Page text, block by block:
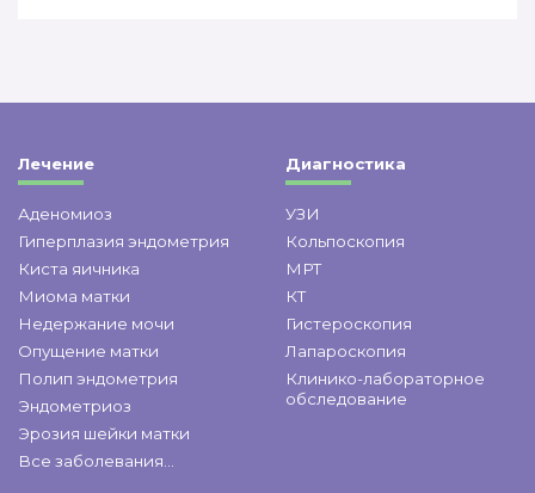
Лечение
Аденомиоз
Гиперплазия эндометрия
Киста яичника
Миома матки
Недержание мочи
Опущение матки
Полип эндометрия
Эндометриоз
Эрозия шейки матки
Все заболевания...
Диагностика
УЗИ
Кольпоскопия
МРТ
КТ
Гистероскопия
Лапароскопия
Клинико-лабораторное
обследование